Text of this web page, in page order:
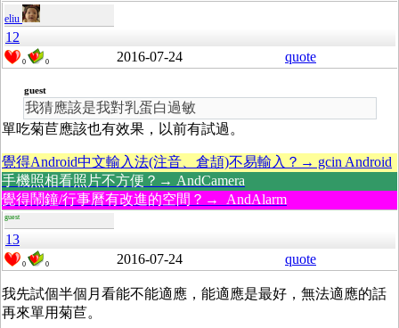
eliu
12
0 0 2016-07-24 quote
guest
我猜應該是我對乳蛋白過敏
單吃菊苣應該也有效果，以前有試過。
覺得Android中文輸入法(注音、倉頡)不易輸入？→ gcin Android
手機照相看照片不方便？→ AndCamera
覺得鬧鐘/行事曆有改進的空間？→ AndAlarm
guest
13
0 0 2016-07-24 quote
我先試個半個月看能不能適應，能適應是最好，無法適應的話
再來單用菊苣。